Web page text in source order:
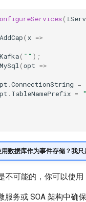
(
AddCap( x =>
( "" );
(opt =>
.ConnectionString =
. TableNamePrefix =
数据库作为事件存储？我只
不可能的，你可以使用
服务或 SOA 架构中确